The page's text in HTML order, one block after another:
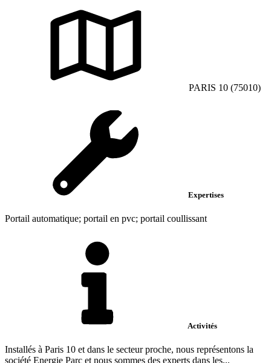
PARIS 10 (75010)
Expertises
Portail automatique; portail en pvc; portail coullissant
Activités
Installés à Paris 10 et dans le secteur proche, nous représentons la
société Energie Parc et nous sommes des experts dans les...